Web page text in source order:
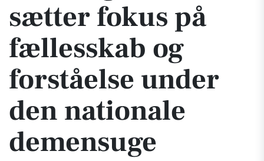
sætter fokus på
fællesskab og
forståelse under
den nationale
demensuge